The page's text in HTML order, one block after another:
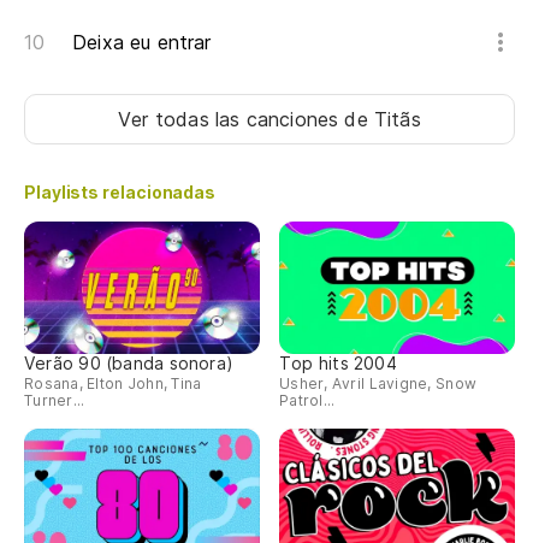
Deixa eu entrar
Ver todas las cancionesde Titãs
Playlists relacionadas
Verão 90 (banda sonora)
Rosana, Elton John, Tina
Turner...
Top hits 2004
Usher, Avril Lavigne, Snow
Patrol...